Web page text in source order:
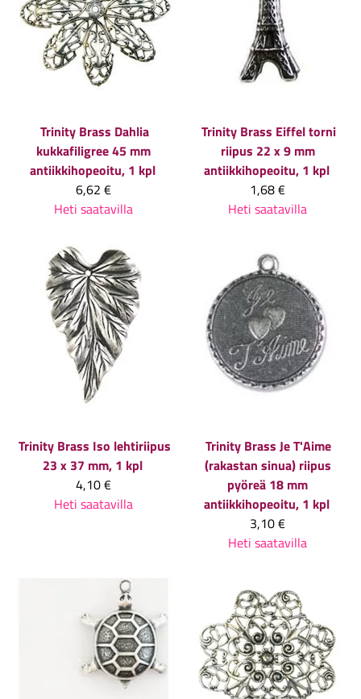
Trinity Brass Dahlia
kukkafiligree 45 mm
antiikkihopeoitu, 1 kpl
6,62 €
Heti saatavilla
Trinity Brass Eiffel torni
riipus 22 x 9 mm
antiikkihopeoitu, 1 kpl
1,68 €
Heti saatavilla
Trinity Brass Iso lehtiriipus
23 x 37 mm, 1 kpl
4,10 €
Heti saatavilla
Trinity Brass Je T'Aime
(rakastan sinua) riipus
pyöreä 18 mm
antiikkihopeoitu, 1 kpl
3,10 €
Heti saatavilla